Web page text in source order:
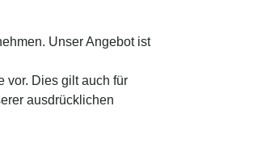
Unser Angebot ist
vor. Dies gilt auch für
ausdrücklichen